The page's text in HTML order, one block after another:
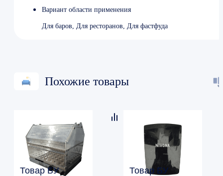
Вариант области применения
Для баров, Для ресторанов, Для фастфуда
Похожие товары
Товар БУ Товар БУ